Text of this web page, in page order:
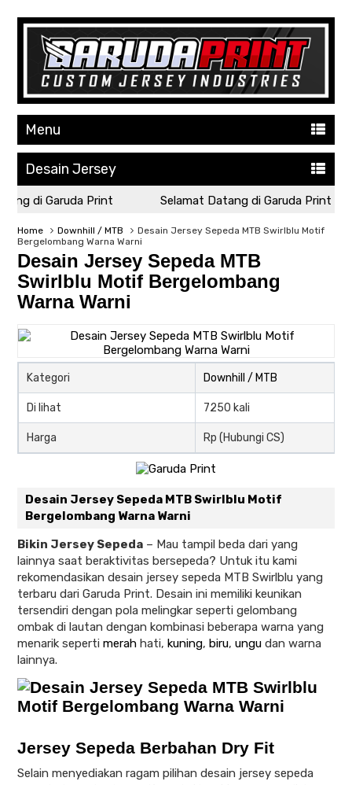
Menu
Desain Jersey
di Garuda Print Selamat Datang di Garuda Print
Home Downhill / MTB
Desain Jersey Sepeda MTB Swirlblu Motif
Bergelombang Warna Warni
Desain Jersey Sepeda MTB
Swirlblu Motif Bergelombang
Warna Warni
Kategori Downhill / MTB
Di lihat 7250 kali
Harga Rp (Hubungi CS)
Desain Jersey Sepeda MTB Swirlblu Motif
Bergelombang Warna Warni
Bikin Jersey Sepeda – Mau tampil beda dari yang
lainnya saat beraktivitas bersepeda? Untuk itu kami
rekomendasikan desain jersey sepeda MTB Swirlblu yang
terbaru dari Garuda Print. Desain ini memiliki keunikan
tersendiri dengan pola melingkar seperti gelombang
ombak di lautan dengan kombinasi beberapa warna yang
menarik seperti merah hati, kuning, biru, ungu dan warna
lainnya.
Jersey Sepeda Berbahan Dry Fit
Selain menyediakan ragam pilihan desain jersey sepeda